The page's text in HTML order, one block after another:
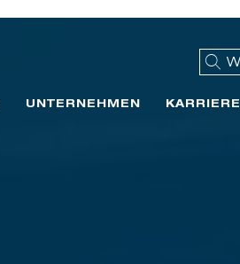
UNTERNEHMEN KARRIERE